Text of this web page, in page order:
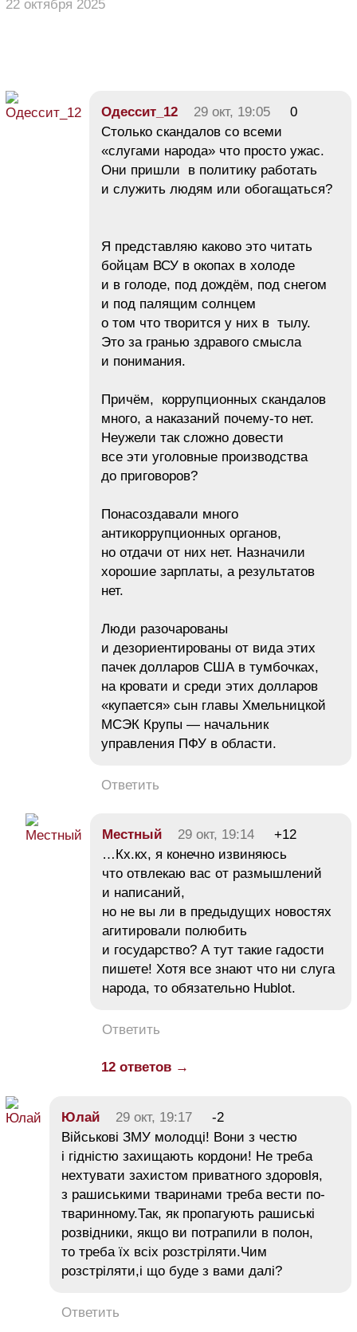
22 октября 2025
Одессит_12 29 окт, 19:05
0
Столько скандалов со всеми
«слугами народа» что просто ужас.
Они пришли в политику работать
и служить людям или обогащаться?
Я представляю каково это читать
бойцам ВСУ в окопах в холоде
и в голоде, под дождём, под снегом
и под палящим солнцем
о том что творится у них в тылу.
Это за гранью здравого смысла
и понимания.
Причём, коррупционных скандалов
много, а наказаний почему-то нет.
Неужели так сложно довести
все эти уголовные производства
до приговоров?
Понасоздавали много
антикоррупционных органов,
но отдачи от них нет. Назначили
хорошие зарплаты, а результатов
нет.
Люди разочарованы
и дезориентированы от вида этих
пачек долларов США в тумбочках,
на кровати и среди этих долларов
«купается» сын главы Хмельницкой
МСЭК Крупы — начальник
управления ПФУ в области.
Ответить
Местный 29 окт, 19:14
+12
…Кх.кх, я конечно извиняюсь
что отвлекаю вас от размышлений
и написаний,
но не вы ли в предыдущих новостях
агитировали полюбить
и государство? А тут такие гадости
пишете! Хотя все знают что ни слуга
народа, то обязательно Hublot.
Ответить
12 ответов →
Юлай 29 окт, 19:17
-2
Військові ЗМУ молодці! Вони з честю
і гідністю захищають кордони! Не треба
нехтувати захистом приватного здоровlя,
з рашиськими тваринами треба вести по-
тваринному.Так, як пропагують рашиські
розвідники, якщо ви потрапили в полон,
то треба їх всіх розстріляти.Чим
розстріляти,і що буде з вами далі?
Ответить